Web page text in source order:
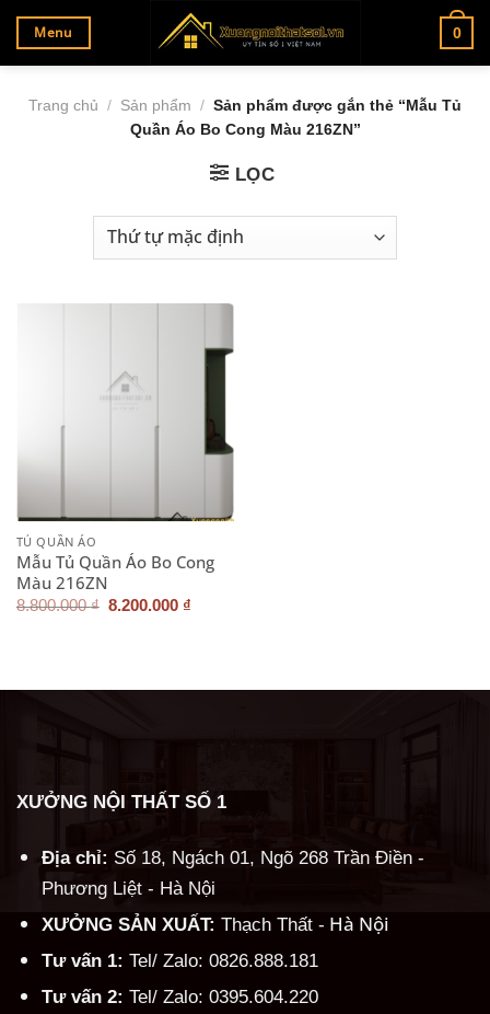
Bỏ
qua
nội
dung
Menu 0
Trang chủ / Sản phẩm / Sản phẩm được gắn thẻ “Mẫu Tủ
Quần Áo Bo Cong Màu 216ZN”
LỌC
TỦ QUẦN ÁO
Mẫu Tủ Quần Áo Bo Cong
Màu 216ZN
8.800.000₫ Giá
8.200.000 ₫
XƯỞNG NỘI THẤT SỐ 1
Địa chỉ: Số 18, Ngách 01, Ngõ 268 Trần Điền -
Phương Liệt - Hà Nội
XƯỞNG SẢN XUẤT: Thạch Thất - Hà Nội
Tư vấn 1: Tel/ Zalo: 0826.888.181
Tư vấn 2: Tel/ Zalo: 0395.604.220